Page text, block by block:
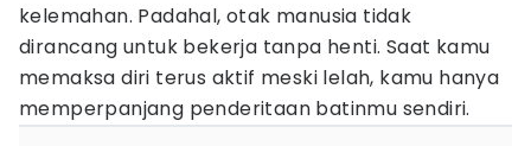
kelemahan. Padahal, otak manusia tidak
dirancang untuk bekerja tanpa henti. Saat kamu
memaksa diri terus aktif meski lelah, kamu hanya
memperpanjang penderitaan batinmu sendiri.